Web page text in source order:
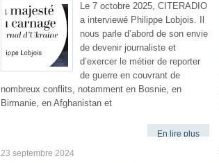
Le 7 octobre 2025, CITERADIO
a interviewé Philippe Lobjois. Il
nous parle d’abord de son envie
de devenir journaliste et
d’exercer le métier de reporter
de guerre en couvrant de
nombreux conflits, notamment en Bosnie, en
Birmanie, en Afghanistan et
En lire plus
23 septembre 2024